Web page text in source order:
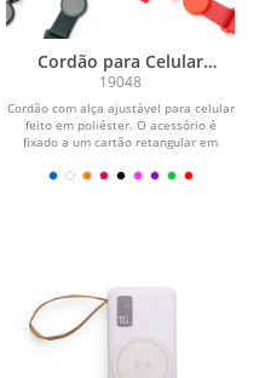
Cordão para Celular
Poliéster
19048
Cordão com alça ajustável para celular
feito em poliéster. O acessório é
fixado a um cartão retangular em